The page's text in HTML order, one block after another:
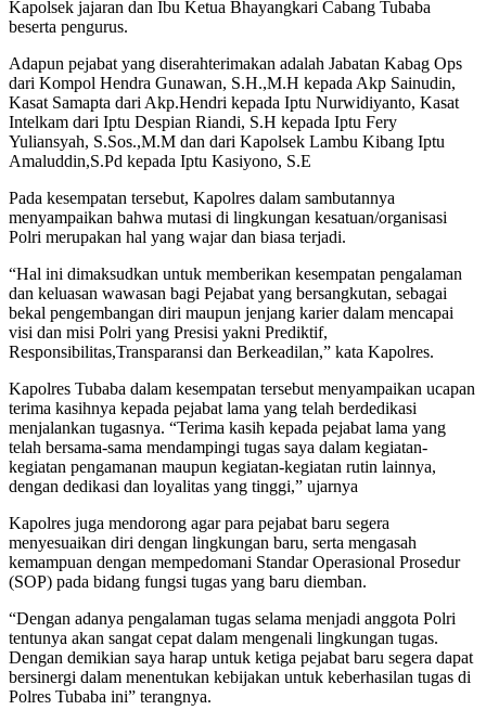
Kapolsek jajaran dan Ibu Ketua Bhayangkari Cabang Tubaba
beserta pengurus.
Adapun pejabat yang diserahterimakan adalah Jabatan Kabag Ops
dari Kompol Hendra Gunawan, S.H.,M.H kepada Akp Sainudin,
Kasat Samapta dari Akp.Hendri kepada Iptu Nurwidiyanto, Kasat
Intelkam dari Iptu Despian Riandi, S.H kepada Iptu Fery
Yuliansyah, S.Sos.,M.M dan dari Kapolsek Lambu Kibang Iptu
Amaluddin,S.Pd kepada Iptu Kasiyono, S.E
Pada kesempatan tersebut, Kapolres dalam sambutannya
menyampaikan bahwa mutasi di lingkungan kesatuan/organisasi
Polri merupakan hal yang wajar dan biasa terjadi.
“Hal ini dimaksudkan untuk memberikan kesempatan pengalaman
dan keluasan wawasan bagi Pejabat yang bersangkutan, sebagai
bekal pengembangan diri maupun jenjang karier dalam mencapai
visi dan misi Polri yang Presisi yakni Prediktif,
Responsibilitas,Transparansi dan Berkeadilan,” kata Kapolres.
Kapolres Tubaba dalam kesempatan tersebut menyampaikan ucapan
terima kasihnya kepada pejabat lama yang telah berdedikasi
menjalankan tugasnya. “Terima kasih kepada pejabat lama yang
telah bersama-sama mendampingi tugas saya dalam kegiatan-
kegiatan pengamanan maupun kegiatan-kegiatan rutin lainnya,
dengan dedikasi dan loyalitas yang tinggi,” ujarnya
Kapolres juga mendorong agar para pejabat baru segera
menyesuaikan diri dengan lingkungan baru, serta mengasah
kemampuan dengan mempedomani Standar Operasional Prosedur
(SOP) pada bidang fungsi tugas yang baru diemban.
“Dengan adanya pengalaman tugas selama menjadi anggota Polri
tentunya akan sangat cepat dalam mengenali lingkungan tugas.
Dengan demikian saya harap untuk ketiga pejabat baru segera dapat
bersinergi dalam menentukan kebijakan untuk keberhasilan tugas di
Polres Tubaba ini” terangnya.